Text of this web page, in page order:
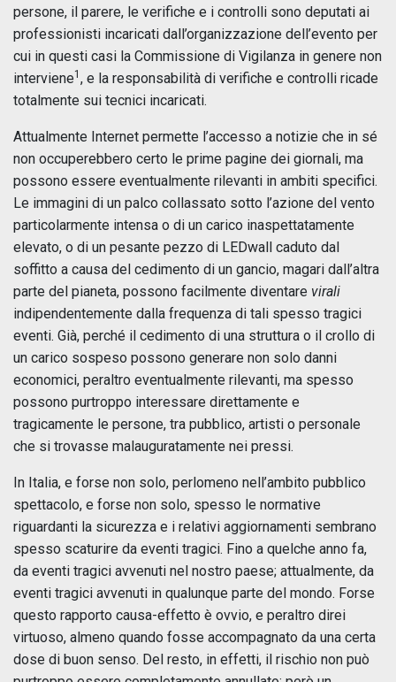
persone, il parere, le verifiche e i controlli sono deputati ai
professionisti incaricati dall’organizzazione dell’evento per
cui in questi casi la Commissione di Vigilanza in genere non
interviene1 , e la responsabilità di verifiche e controlli ricade
totalmente sui tecnici incaricati.
Attualmente Internet permette l’accesso a notizie che in sé
non occuperebbero certo le prime pagine dei giornali, ma
possono essere eventualmente rilevanti in ambiti specifici.
Le immagini di un palco collassato sotto l’azione del vento
particolarmente intensa o di un carico inaspettatamente
elevato, o di un pesante pezzo di LEDwall caduto dal
soffitto a causa del cedimento di un gancio, magari dall’altra
parte del pianeta, possono facilmente diventare virali
indipendentemente dalla frequenza di tali spesso tragici
eventi. Già, perché il cedimento di una struttura o il crollo di
un carico sospeso possono generare non solo danni
economici, peraltro eventualmente rilevanti, ma spesso
possono purtroppo interessare direttamente e
tragicamente le persone, tra pubblico, artisti o personale
che si trovasse malauguratamente nei pressi.
In Italia, e forse non solo, perlomeno nell’ambito pubblico
spettacolo, e forse non solo, spesso le normative
riguardanti la sicurezza e i relativi aggiornamenti sembrano
spesso scaturire da eventi tragici. Fino a quelche anno fa,
da eventi tragici avvenuti nel nostro paese; attualmente, da
eventi tragici avvenuti in qualunque parte del mondo. Forse
questo rapporto causa-effetto è ovvio, e peraltro direi
virtuoso, almeno quando fosse accompagnato da una certa
dose di buon senso. Del resto, in effetti, il rischio non può